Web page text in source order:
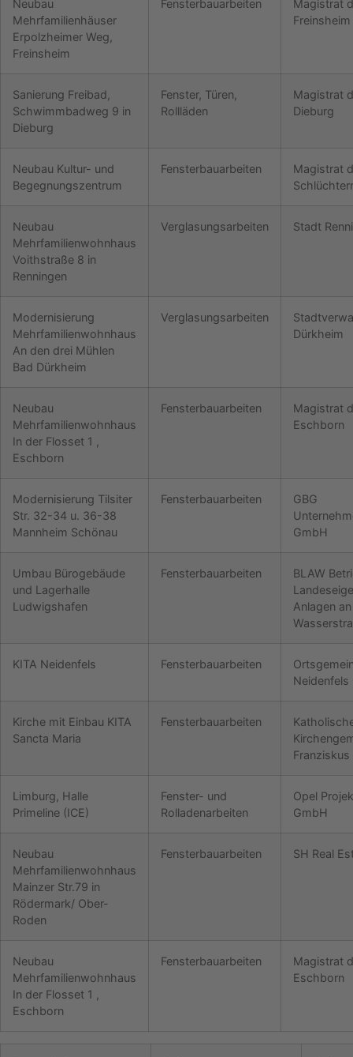
Neubau
Mehrfamilienhäuser
Erpolzheimer Weg,
Freinsheim
Fensterbauarbeiten
Magistrat
Freinsheim
Sanierung Freibad,
Schwimmbadweg 9 in
Dieburg
Fenster, Türen,
Rollläden
Magistrat
Dieburg
Neubau Kultur- und
Begegnungszentrum
Fensterbauarbeiten
Magistrat
Neubau
Mehrfamilienwohnhaus
Voithstraße 8 in
Renningen
Verglasungsarbeiten Stadt
Modernisierung
Mehrfamilienwohnhaus
An den drei Mühlen
Bad Dürkheim
Verglasungsarbeiten
Dürkheim
Neubau
Mehrfamilienwohnhaus
In der Flosset 1 ,
Eschborn
Fensterbauarbeiten
Magistrat
Eschborn
Modernisierung Tilsiter
Str. 32-34 u. 36-38
Mannheim Schönau
Fensterbauarbeiten
GBG
GmbH
Umbau Bürogebäude
und Lagerhalle
Ludwigshafen
Fensterbauarbeiten
BLAW
Anlagen an
KITA Neidenfels Fensterbauarbeiten
Neidenfels
Kirche mit Einbau KITA
Sancta Maria
Fensterbauarbeiten
Franziskus
Limburg, Halle
Primeline (ICE)
Fenster- und
Rolladenarbeiten
Opel
GmbH
Neubau
Mehrfamilienwohnhaus
Mainzer Str.79 in
Rödermark/ Ober-
Roden
Fensterbauarbeiten SH Real
Neubau
Mehrfamilienwohnhaus
In der Flosset 1 ,
Eschborn
Fensterbauarbeiten
Magistrat
Eschborn